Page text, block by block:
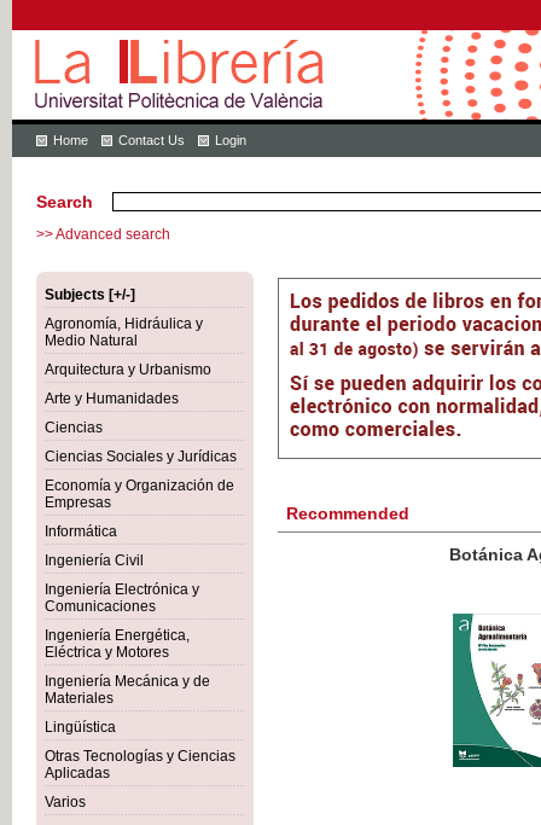
Home Contact Us Login
Search
>> Advanced search
Subjects [+/-]
Agronomía, Hidráulica y
Medio Natural
Arquitectura y Urbanismo
Arte y Humanidades
Ciencias
Ciencias Sociales y Jurídicas
Economía y Organización de
Empresas
Informática
Ingeniería Civil
Ingeniería Electrónica y
Comunicaciones
Ingeniería Energética,
Eléctrica y Motores
Ingeniería Mecánica y de
Materiales
Lingüística
Otras Tecnologías y Ciencias
Aplicadas
Varios
Recommended
Botánica Agroalimentaria
VAT